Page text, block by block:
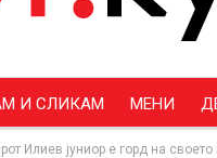
И СЛИКАМ МЕНИ
Илиев јуниор е горд на